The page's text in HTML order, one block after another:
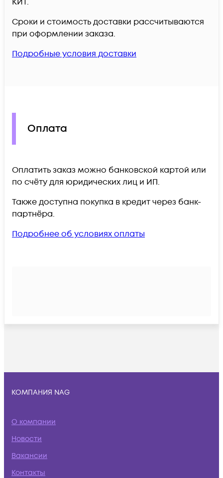
КИТ.
Сроки и стоимость доставки рассчитываются
при оформлении заказа.
Подробные условия доставки
Оплата
Оплатить заказ можно банковской картой или
по счёту для юридических лиц и ИП.
Также доступна покупка в кредит через банк-
партнёра.
Подробнее об условиях оплаты
КОМПАНИЯ NAG
О компании
Новости
Вакансии
Контакты